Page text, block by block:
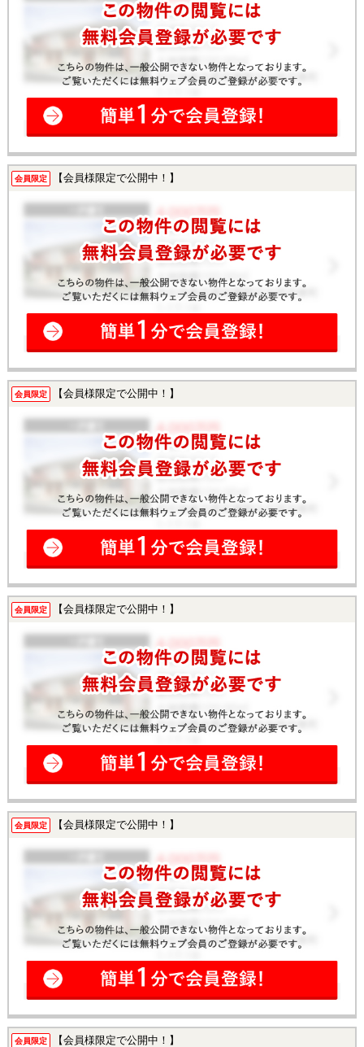
会員限定 【会員様限定で公開中！】
会員限定 【会員様限定で公開中！】
会員限定 【会員様限定で公開中！】
会員限定 【会員様限定で公開中！】
会員限定 【会員様限定で公開中！】